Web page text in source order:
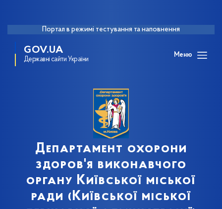
Портал в режимі тестування та наповнення
GOV.UA
Державні сайти України
Меню
Департамент охорони
здоров'я виконавчого
органу Київської міської
ради (Київської міської